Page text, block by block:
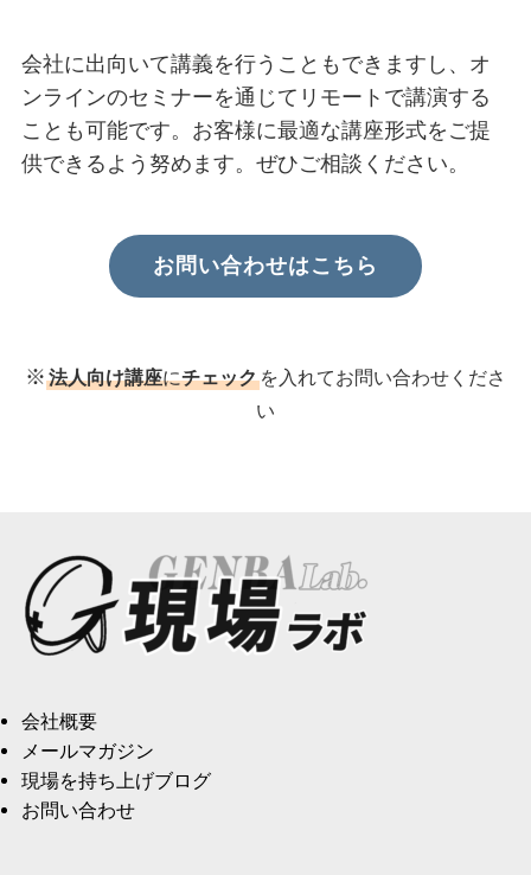
会社に出向いて講義を行うこともできますし、オ
ンラインのセミナーを通じてリモートで講演する
ことも可能です。お客様に最適な講座形式をご提
供できるよう努めます。ぜひご相談ください。
お問い合わせはこちら
※ 法人向け講座にチェック を入れてお問い合わせくださ
い
会社概要
メールマガジン
現場を持ち上げブログ
お問い合わせ